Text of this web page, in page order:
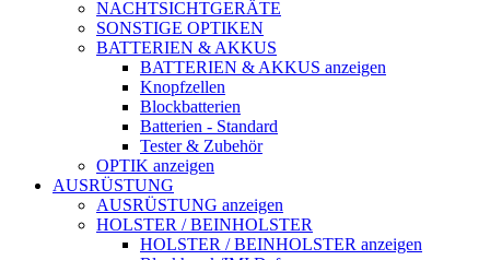
NACHTSICHTGERÄTE
SONSTIGE OPTIKEN
BATTERIEN & AKKUS
BATTERIEN & AKKUS anzeigen
Knopfzellen
Blockbatterien
Batterien - Standard
Tester & Zubehör
OPTIK anzeigen
AUSRÜSTUNG
AUSRÜSTUNG anzeigen
HOLSTER / BEINHOLSTER
HOLSTER / BEINHOLSTER anzeigen